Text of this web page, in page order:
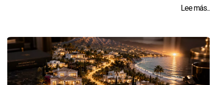
Lee más...